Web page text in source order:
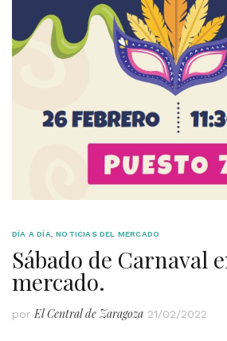
DÍA A DÍA,NOTICIAS DEL MERCADO
Sábado de Carnaval
mercado.
porEl Central de Zaragoza 21/02/2022